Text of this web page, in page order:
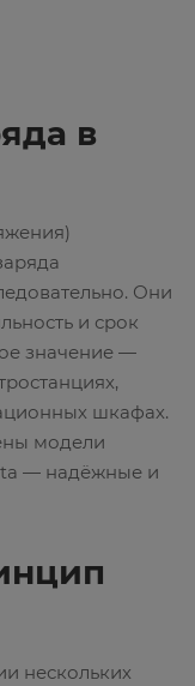
в
Они
и срок
значение —
шкафах.
модели
— надёжные и
нескольких